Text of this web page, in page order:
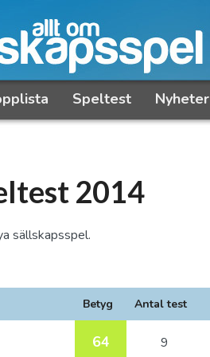
Speltest Nyheter
2014
sällskapsspel.
Betyg Antal test
64 9